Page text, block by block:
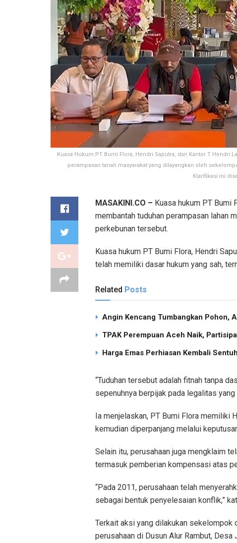
Kuasa Hukum PT Bumi Flora, Hendri Saputra, dari Kantor T Hendri
perampasan tanah masyarakat yang dilayangkan oleh
Klarifikasi ini
MASAKINI.CO – Kuasa hukum PT Bumi
membantah tuduhan perampasan lahan
perkebunan tersebut.
Kuasa hukum PT Bumi Flora, Hendri
telah memiliki dasar hukum yang sah,
Related Posts
Angin Kencang Tumbangkan Pohon,
TPAK Perempuan Aceh Naik,
Harga Emas Perhiasan Kembali
“Tuduhan tersebut adalah fitnah tanpa
sepenuhnya berpijak pada legalitas yang
Ia menjelaskan, PT Bumi Flora memiliki
kemudian diperpanjang melalui
Selain itu, perusahaan juga mengklaim
termasuk pemberian kompensasi atas
“Pada 2011, perusahaan telah
sebagai bentuk penyelesaian konflik,”
Terkait aksi yang dilakukan sekelompok
perusahaan di Dusun Alur Rambut, Desa